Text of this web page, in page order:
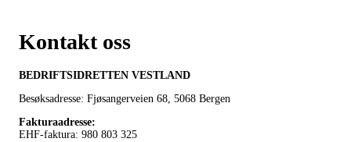
Kontakt oss
BEDRIFTSIDRETTEN VESTLAND
Besøksadresse: Fjøsangerveien 68, 5068 Bergen
Fakturaadresse:
EHF-faktura: 980 803 325